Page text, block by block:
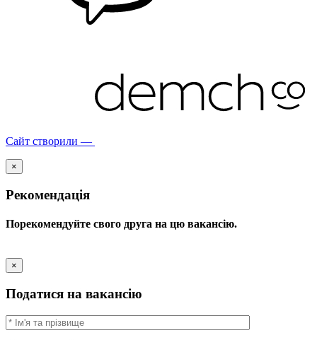
Сайт створили —
×
Рекомендація
Порекомендуйте свого друга на цю вакансію.
×
Податися на вакансію